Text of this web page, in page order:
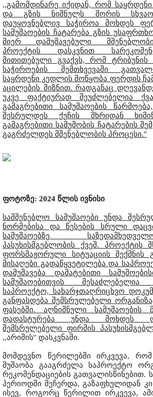
,,გამომდინარე იქიდან, რომ
და გზის ნიშნულს შორის
დაუყოვნებლივ საჭიროა მოხდეს
სამუშაოების ჩატარება გზის
მიერ დამუშავებული
პროექტის დასკვნით
მითითებული გვაქვს, რომ
საჭიროების შემთხვევაში
საყრდენი კედლის მოწყობა ფერდის
აცილების მიზნით. რადგანაც
უკვე ფაქტიურად შეუძლებელია
გამაგრებითი სამუშაოების
შესრულდეს ქუჩის მხრიდან
გამაგრებითი სამუშობის ჩატარების
გაგრძელდეს მშენებლობის პროცესი.''
ფოტოზე: 2024 წლის ივნისი
სამშენებლო სამუშაოები უნდა
ნორმებისა და წესების სრული
სამუშაოებზე
პასუხისმგებლობის ქვეშ.
ფორსმაჟორული სიტუაციის შექმნის
მისაღები გადაწყვეტილება და
დამუშავება დამატებითი
სამუშაოებითვის
საპროექტო, სახარჯთაღრიცხვო
განფასდება შემსრულებელი
ფასებში. აღნიშნული სამუშაოების
დადასტურება უნდა მოხდეს
შემსრულებელი ფირმის
,,არიშის'' დასკვნაში.
მომდევნო წერილებში ირკვევა,
მუშაობა გააგრძელა საპროექტო
რეკომენდაციების გათვალისწინებით.
პერიოდში შეჩერდა, გაზაფხულიდან
ისევ, როგორც წერილით ირკვევა,